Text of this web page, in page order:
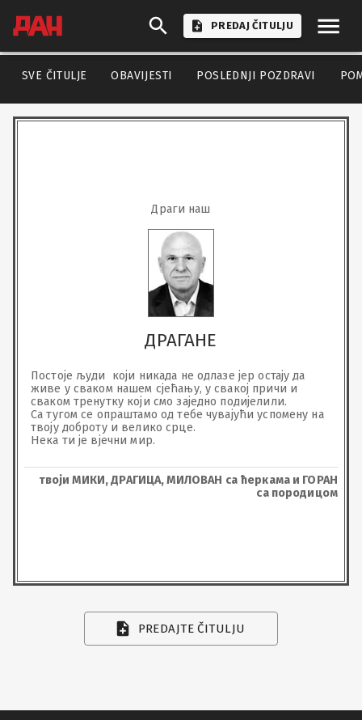
PREDAJ ČITULJU
SVE ČITULJE OBAVIJESTI POSLEDNJI POZDRAVI
Драги наш
ДРАГАНЕ
Постоје људи  који никада не одлазе јер остају да
живе у сваком нашем сјећању, у свакој причи и
сваком тренутку који смо заједно подијелили.
Са тугом се опраштамо од тебе чувајући успомену на
твоју доброту и велико срце.
Нека ти је вјечни мир.
твоји МИКИ, ДРАГИЦА, МИЛОВАН са ћеркама и ГОРАН
са породицом
PREDAJTE ČITULJU